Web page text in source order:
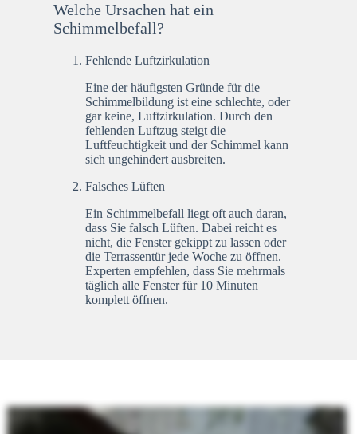
Welche Ursachen hat ein
Schimmelbefall?
Fehlende Luftzirkulation
Eine der häufigsten Gründe für die
Schimmelbildung ist eine schlechte, oder
gar keine, Luftzirkulation. Durch den
fehlenden Luftzug steigt die
Luftfeuchtigkeit und der Schimmel kann
sich ungehindert ausbreiten.
Falsches Lüften
Ein Schimmelbefall liegt oft auch daran,
dass Sie falsch Lüften. Dabei reicht es
nicht, die Fenster gekippt zu lassen oder
die Terrassentür jede Woche zu öffnen.
Experten empfehlen, dass Sie mehrmals
täglich alle Fenster für 10 Minuten
komplett öffnen.